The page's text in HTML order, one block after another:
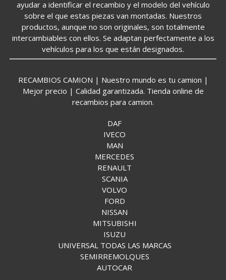
ayudar a identificar el recambio y el modelo del vehículo
sobre el que estas piezas van montadas. Nuestros
productos, aunque no son originales, son totalmente
intercambiables con ellos. Se adaptan perfectamente a los
vehículos para los que están designados.
RECAMBIOS CAMION | Nuestro mundo es tu camion |
Mejor precio | Calidad garantizada. Tienda online de
recambios para camion.
DAF
IVECO
MAN
MERCEDES
RENAULT
SCANIA
VOLVO
FORD
NISSAN
MITSUBISHI
ISUZU
UNIVERSAL TODAS LAS MARCAS
SEMIRREMOLQUES
AUTOCAR